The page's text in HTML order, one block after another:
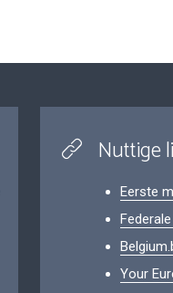
Nuttige
Eerste
Your